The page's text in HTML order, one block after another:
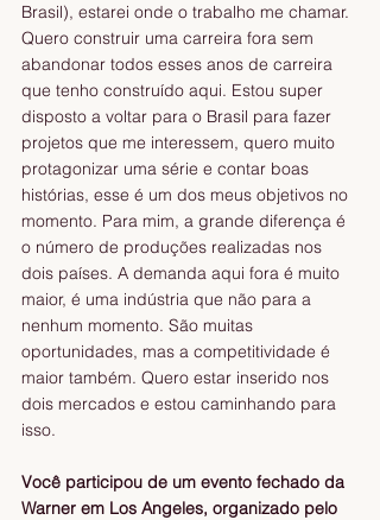
Brasil), estarei onde o trabalho me chamar.
Quero construir uma carreira fora sem
abandonar todos esses anos de carreira
que tenho construído aqui. Estou super
disposto a voltar para o Brasil para fazer
projetos que me interessem, quero muito
protagonizar uma série e contar boas
histórias, esse é um dos meus objetivos no
momento. Para mim, a grande diferença é
o número de produções realizadas nos
dois países. A demanda aqui fora é muito
maior, é uma indústria que não para a
nenhum momento. São muitas
oportunidades, mas a competitividade é
maior também. Quero estar inserido nos
dois mercados e estou caminhando para
isso.
Você participou de um evento fechado da
Warner em Los Angeles, organizado pelo